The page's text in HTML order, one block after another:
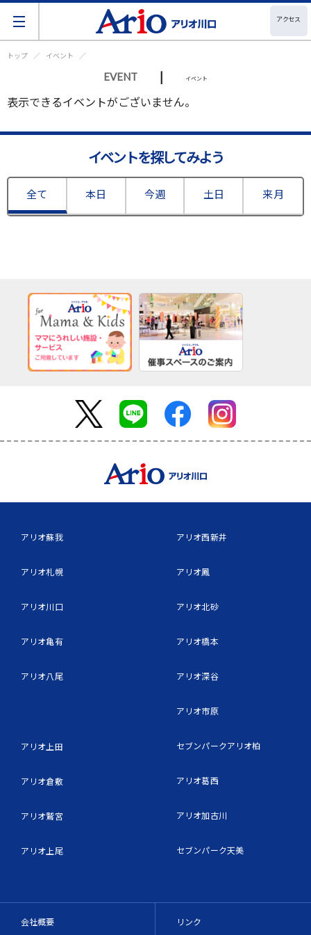
アクセス
トップ イベント
EVENT | イベント
表示できるイベントがございません。
イベントを探してみよう
全て 本日 今週 土日 来月
アリオ蘇我
アリオ札幌
アリオ川口
アリオ亀有
アリオ八尾
アリオ上田
アリオ倉敷
アリオ鷲宮
アリオ上尾
アリオ西新井
アリオ鳳
アリオ北砂
アリオ橋本
アリオ深谷
アリオ市原
セブンパークアリオ柏
アリオ葛西
アリオ加古川
セブンパーク天美
会社概要 リンク